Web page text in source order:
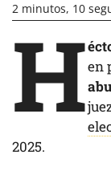
2 minutos, 10
Hen
2025.